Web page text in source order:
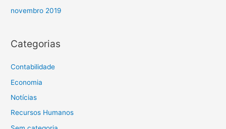
novembro 2019
Categorias
Contabilidade
Economia
Notícias
Recursos Humanos